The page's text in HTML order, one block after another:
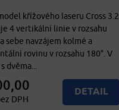
křížového laseru Cross 3.2
4 vertikální linie v rozsahu
sebe navzájem kolmé a
rovinu v rozsahu 180°. V
dvěma...
DPH
DETAIL